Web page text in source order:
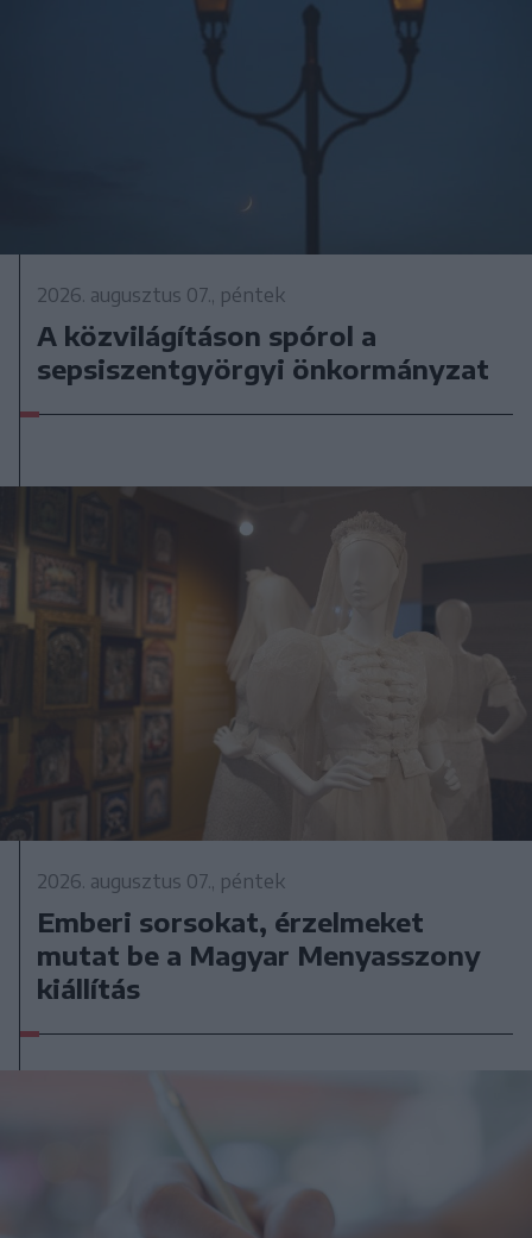
2026. augusztus 07., péntek
A közvilágításon spórol a
sepsiszentgyörgyi önkormányzat
2026. augusztus 07., péntek
Emberi sorsokat, érzelmeket
mutat be a Magyar Menyasszony
kiállítás